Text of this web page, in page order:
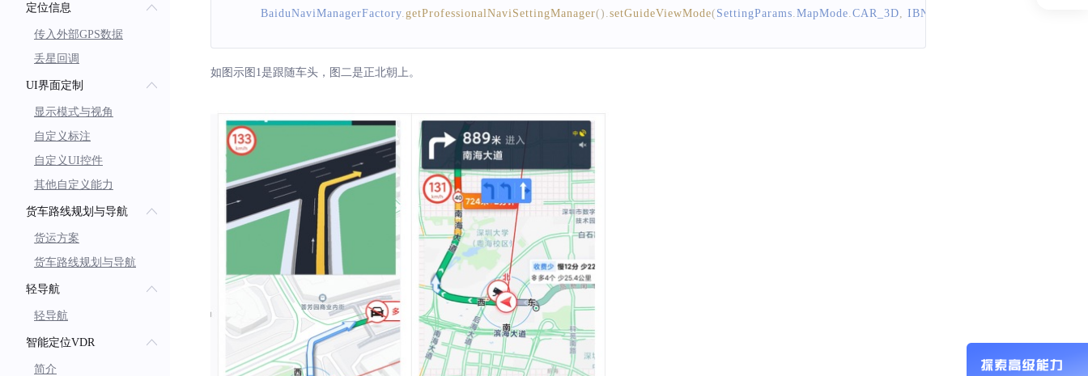
定位信息
传入外部GPS数据
丢星回调
UI界面定制
显示模式与视角
自定义标注
自定义UI控件
其他自定义能力
货车路线规划与导航
货运方案
货车路线规划与导航
轻导航
轻导航
智能定位VDR
简介
BaiduNaviManagerFactory getProfessionalNaviSettingManager() setGuideViewMode( SettingParams MapMode CAR_3D IBNRoutePlanManager
如图示图1是跟随车头，图二是正北朝上。